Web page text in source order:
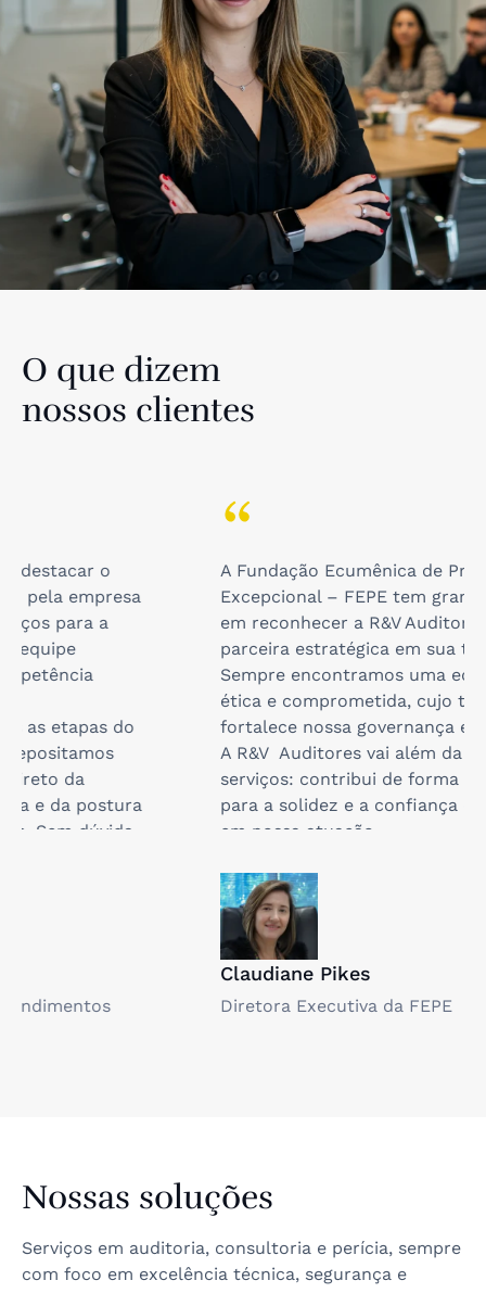
O que dizem
nossos clientes
A Fundação Ecumênica de Proteção ao
Excepcional – FEPE tem grande satisfação
em reconhecer a R&V Auditores como uma
parceira estratégica em sua trajetória.
Sempre encontramos uma equipe técnica,
ética e comprometida, cujo trabalho
fortalece nossa governança e transparência.
A R&V Auditores vai além da prestação de
serviços: contribui de forma significativa
para a solidez e a confiança que buscamos
em nossa atuação.
Diretora Executiva da FEPE
Nossas soluções
Serviços em auditoria, consultoria e perícia, sempre
com foco em excelência técnica, segurança e